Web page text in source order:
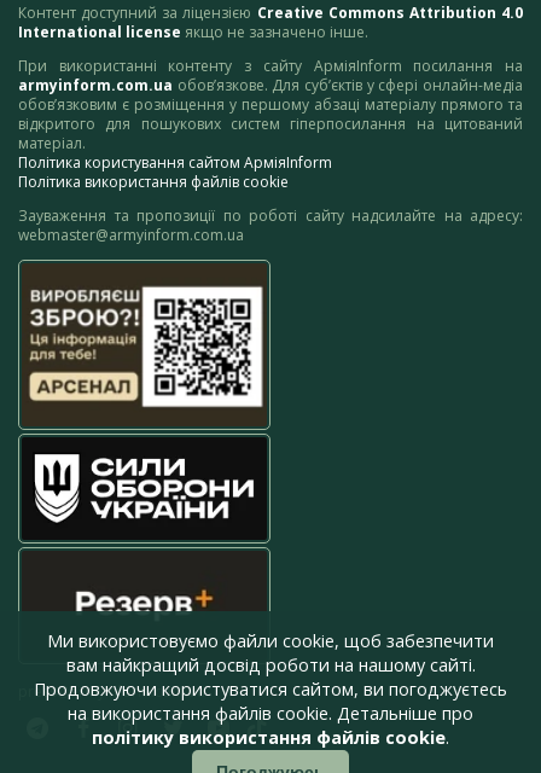
Контент доступний за ліцензією Creative Commons Attribution 4.0
International license якщо не зазначено інше.
При використанні контенту з сайту АрміяInform посилання на
armyinform.com.ua обов’язкове. Для суб’єктів у сфері онлайн-медіа
обов’язковим є розміщення у першому абзаці матеріалу прямого та
відкритого для пошукових систем гіперпосилання на цитований
матеріал.
Політика користування сайтом АрміяInform
Політика використання файлів cookie
Зауваження та пропозиції по роботі сайту надсилайте на адресу:
webmaster@armyinform.com.ua
press@armyinform.com.ua
Ми використовуємо файли cookie, щоб забезпечити
вам найкращий досвід роботи на нашому сайті.
Продовжуючи користуватися сайтом, ви погоджуєтесь
на використання файлів cookie. Детальніше про
політику використання файлів cookie.